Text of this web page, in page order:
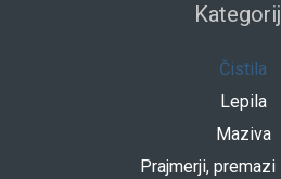
Čistila
Lepila
Maziva
Prajmerji,